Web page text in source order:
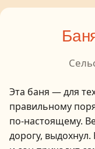
Эта баня — для
правильному
по-настоящему.
дорогу,